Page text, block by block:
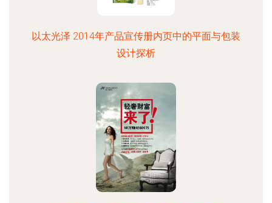
以太光泽 2014年产品宣传册内页中的平面与包装
设计探析